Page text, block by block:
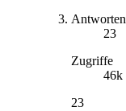
Antworten
23
Zugriffe
46k
23